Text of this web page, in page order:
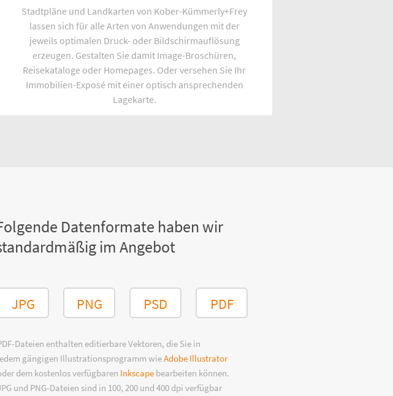
Stadtpläne und Landkarten von Kober-Kümmerly+Frey
lassen sich für alle Arten von Anwendungen mit der
jeweils optimalen Druck- oder Bildschirmauflösung
erzeugen. Gestalten Sie damit Image-Broschüren,
Reisekataloge oder Homepages. Oder versehen Sie Ihr
Immobilien-Exposé mit einer optisch ansprechenden
Lagekarte.
Datenformate haben wir
im Angebot
JPG PNG PSD PDF
Dateien enthalten editierbare Vektoren, die Sie in
gängigen Illustrationsprogramm wieAdobe Illustrator
dem kostenlos verfügbaren Inkscape bearbeiten können.
und PNG-Dateien sind in 100, 200 und 400 dpi verfügbar